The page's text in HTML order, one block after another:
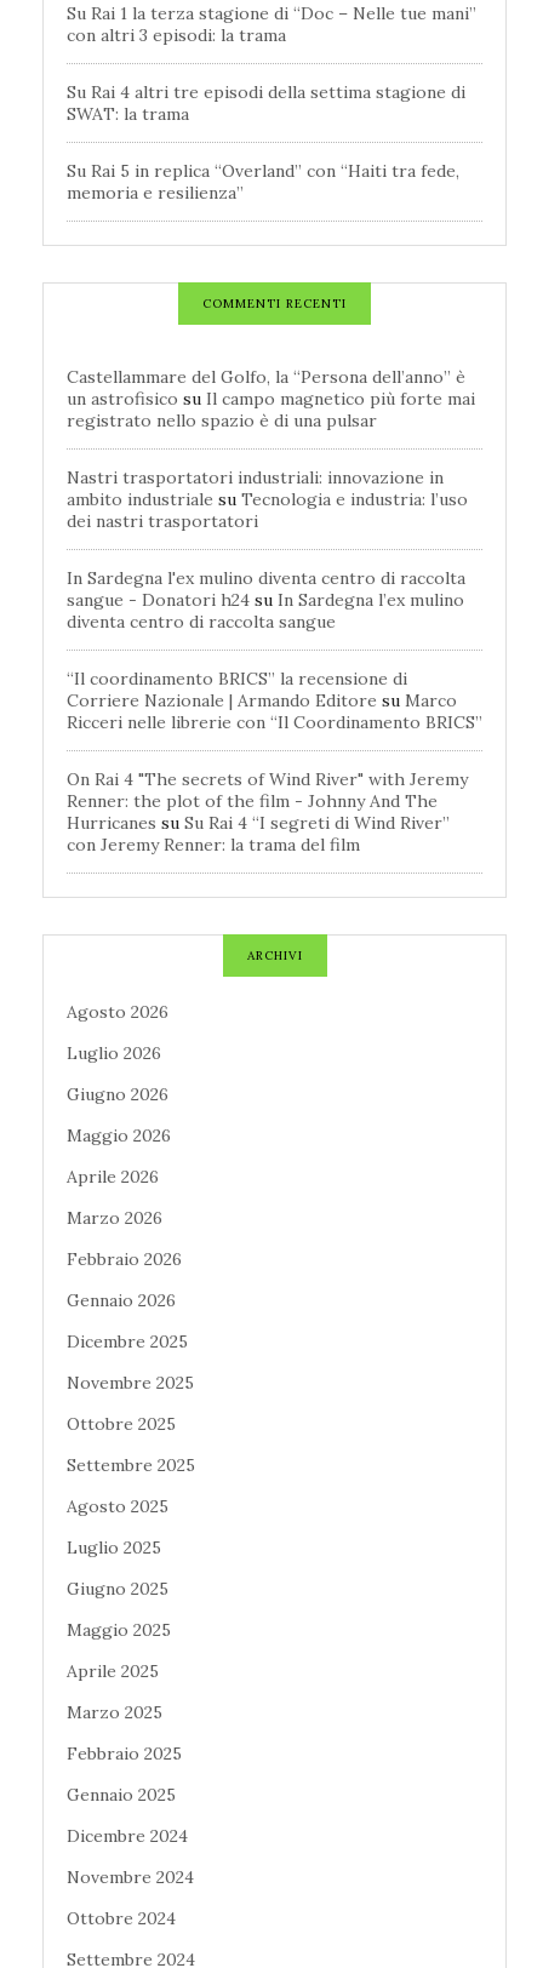
Su Rai 1 la terza stagione di “Doc – Nelle tue mani”
con altri 3 episodi: la trama
Su Rai 4 altri tre episodi della settima stagione di
SWAT: la trama
Su Rai 5 in replica “Overland” con “Haiti tra fede,
memoria e resilienza”
COMMENTI RECENTI
Castellammare del Golfo, la “Persona dell’anno” è
un astrofisico su Il campo magnetico più forte mai
registrato nello spazio è di una pulsar
Nastri trasportatori industriali: innovazione in
ambito industriale su Tecnologia e industria: l’uso
dei nastri trasportatori
In Sardegna l'ex mulino diventa centro di raccolta
sangue - Donatori h24 su In Sardegna l’ex mulino
diventa centro di raccolta sangue
“Il coordinamento BRICS” la recensione di
Corriere Nazionale | Armando Editore su Marco
Ricceri nelle librerie con “Il Coordinamento BRICS”
On Rai 4 "The secrets of Wind River" with Jeremy
Renner: the plot of the film - Johnny And The
Hurricanes su Su Rai 4 “I segreti di Wind River”
con Jeremy Renner: la trama del film
ARCHIVI
Agosto 2026
Luglio 2026
Giugno 2026
Maggio 2026
Aprile 2026
Marzo 2026
Febbraio 2026
Gennaio 2026
Dicembre 2025
Novembre 2025
Ottobre 2025
Settembre 2025
Agosto 2025
Luglio 2025
Giugno 2025
Maggio 2025
Aprile 2025
Marzo 2025
Febbraio 2025
Gennaio 2025
Dicembre 2024
Novembre 2024
Ottobre 2024
Settembre 2024